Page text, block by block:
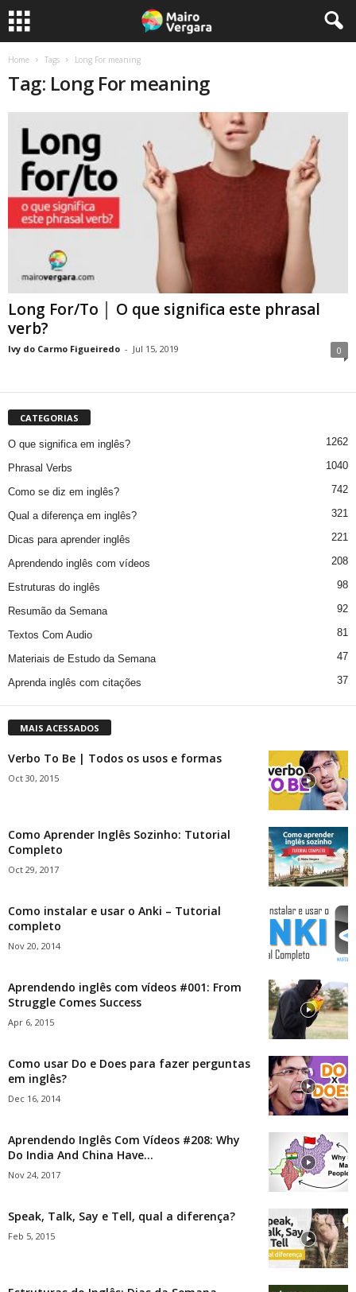
Home Tags Long For meaning
Tag: Long For meaning
Long For/To │ O que significa este phrasal
verb?
Ivy do Carmo Figueiredo - Jul 15, 2019 0
CATEGORIAS
O que significa em inglês? 1262
Phrasal Verbs 1040
Como se diz em inglês? 742
Qual a diferença em inglês? 321
Dicas para aprender inglês 221
Aprendendo inglês com vídeos 208
Estruturas do inglês 98
Resumão da Semana 92
Textos Com Audio 81
Materiais de Estudo da Semana 47
Aprenda inglês com citações 37
MAIS ACESSADOS
Verbo To Be | Todos os usos e formas
Oct 30, 2015
Como Aprender Inglês Sozinho: Tutorial
Completo
Oct 29, 2017
Como instalar e usar o Anki – Tutorial
completo
Nov 20, 2014
Aprendendo inglês com vídeos #001: From
Struggle Comes Success
Apr 6, 2015
Como usar Do e Does para fazer perguntas
em inglês?
Dec 16, 2014
Aprendendo Inglês Com Vídeos #208: Why
Do India And China Have...
Nov 24, 2017
Speak, Talk, Say e Tell, qual a diferença?
Feb 5, 2015